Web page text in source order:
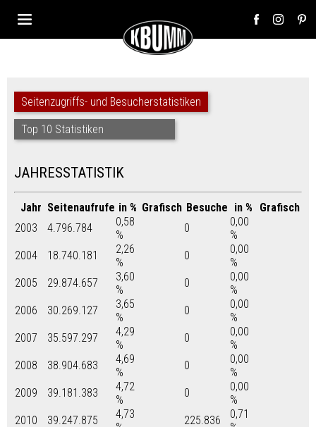
Seitenzugriffs- und Besucherstatistiken
Top 10 Statistiken
JAHRESSTATISTIK
Jahr Seitenaufrufe in % Grafisch Besuche in %
Grafisch
2003
4.796.784
0,58
%
0
0,00
%
2004
18.740.181
2,26
%
0
0,00
%
2005
29.874.657
3,60
%
0
0,00
%
2006
30.269.127
3,65
%
0
0,00
%
2007
35.597.297
4,29
%
0
0,00
%
2008
38.904.683
4,69
%
0
0,00
%
2009
39.181.383
4,72
%
0
0,00
%
2010
39.247.875
4,73
225.836
0,71